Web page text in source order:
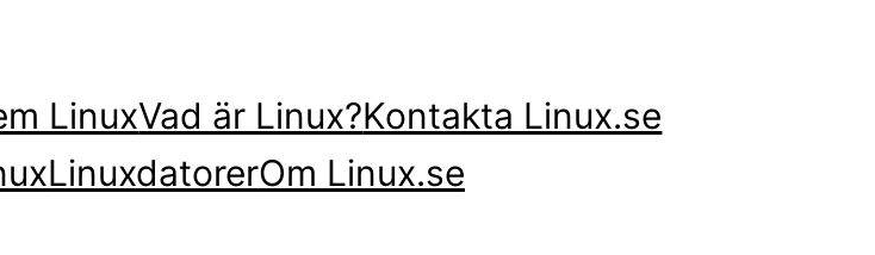
LinuxVad är Linux?Kontakta Linux.se
LinuxdatorerOm Linux.se